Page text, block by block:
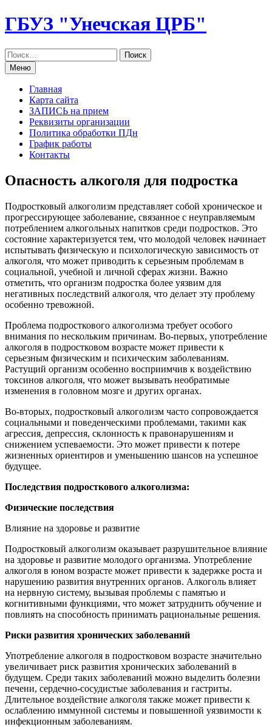
Перейти
к
ГБУЗ "Унечская ЦРБ"
Меню
Главная
Карта сайта
ЗАПИСЬ на прием
Реквизиты организации
Политика обработки ПДн
График работы
Контакты
Опасность алкоголя для подростка
Подростковый алкоголизм представляет собой хроническое и
прогрессирующее заболевание, связанное с неуправляемым
потреблением алкогольных напитков среди подростков. Это
состояние характеризуется тем, что молодой человек начинает
испытывать физическую и психологическую зависимость от
алкоголя, что может приводить к серьезным проблемам в
социальной, учебной и личной сферах жизни. Важно
отметить, что организм подростка более уязвим для
негативных последствий алкоголя, что делает эту проблему
особенно тревожной.
Проблема подросткового алкоголизма требует особого
внимания по нескольким причинам. Во-первых, употребление
алкоголя в подростковом возрасте может привести к
серьезным физическим и психическим заболеваниям.
Растущий организм особенно восприимчив к воздействию
токсинов алкоголя, что может вызывать необратимые
изменения в головном мозге и других органах.
Во-вторых, подростковый алкоголизм часто сопровождается
социальными и поведенческими проблемами, такими как
агрессия, депрессия, склонность к правонарушениям и
снижением успеваемости. Это может привести к потере
жизненных ориентиров и уменьшению шансов на успешное
будущее.
Последствия подросткового алкоголизма:
Физические последствия
Влияние на здоровье и развитие
Подростковый алкоголизм оказывает разрушительное влияние
на здоровье и развитие молодого организма. Употребление
алкоголя в юном возрасте может привести к задержке роста и
нарушению развития внутренних органов. Алкоголь влияет
на нервную систему, вызывая проблемы с памятью и
когнитивными функциями, что может затруднить обучение и
повлиять на способность принимать рациональные решения.
Риски развития хронических заболеваний
Употребление алкоголя в подростковом возрасте значительно
увеличивает риск развития хронических заболеваний в
будущем. Среди таких заболеваний можно выделить болезни
печени, сердечно-сосудистые заболевания и гастриты.
Длительное воздействие алкоголя также может привести к
ослаблению иммунной системы и повышенной уязвимости к
инфекционным заболеваниям.